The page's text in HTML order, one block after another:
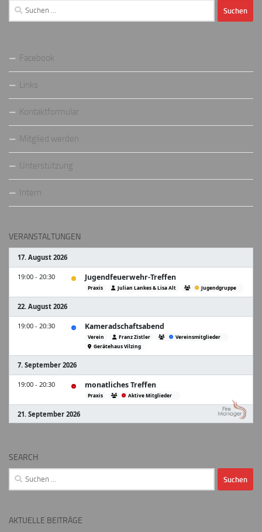
Suchen
nach:
Facebook
Links
Kontaktformular
Mitglied werden
Unterstützung
Intern
VERANSTALTUNGEN
SEARCH
Suchen
nach:
AKTUELLE BEITRÄGE